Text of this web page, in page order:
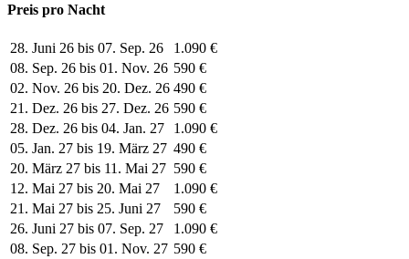
Preis pro Nacht
28. Juni 26 bis 07. Sep. 26
1.090 €
08. Sep. 26 bis 01. Nov. 26 590 €
02. Nov. 26 bis 20. Dez. 26 490 €
21. Dez. 26 bis 27. Dez. 26 590 €
28. Dez. 26 bis 04. Jan. 27
1.090 €
05. Jan. 27 bis 19. März 27 490 €
20. März 27 bis 11. Mai 27 590 €
12. Mai 27 bis 20. Mai 27
1.090 €
21. Mai 27 bis 25. Juni 27
590 €
26. Juni 27 bis 07. Sep. 27
1.090 €
08. Sep. 27 bis 01. Nov. 27 590 €